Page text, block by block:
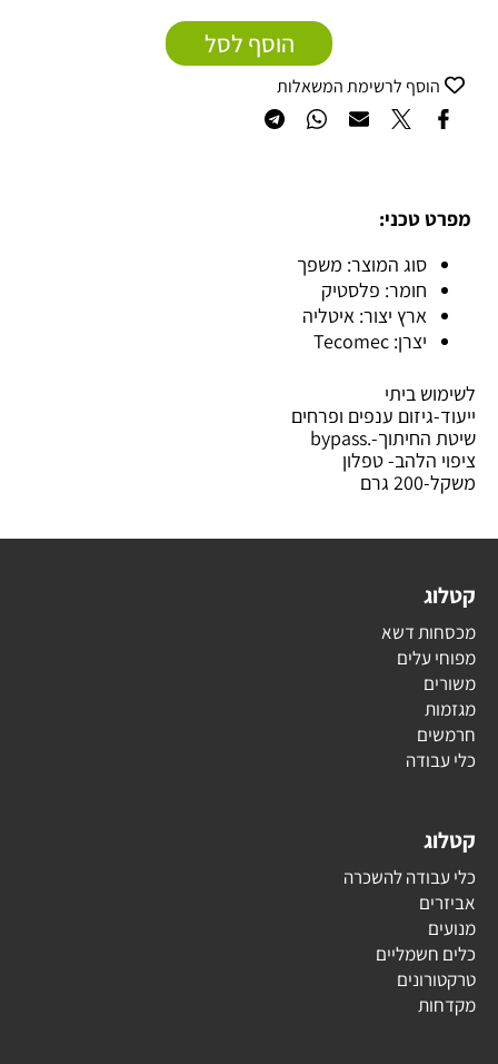
הוסף לסל
הוסף לרשימת המשאלות
מפרט טכני:
סוג המוצר: משפך
חומר: פלסטיק
ארץ יצור: איטליה
יצרן: Tecomec
לשימוש ביתי
ייעוד-גיזום ענפים ופרחים
שיטת החיתוך-.bypass
ציפוי הלהב- טפלון
משקל-200 גרם
קטלוג
מכסחות דשא
מפוחי עלים
משורים
מגזמות
חרמשים
כלי עבודה
קטלוג
כלי עבודה להשכרה
אביזרים
מנועים
כלים חשמליים
טרקטורונים
מקדחות